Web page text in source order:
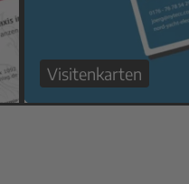
Visitenkarten